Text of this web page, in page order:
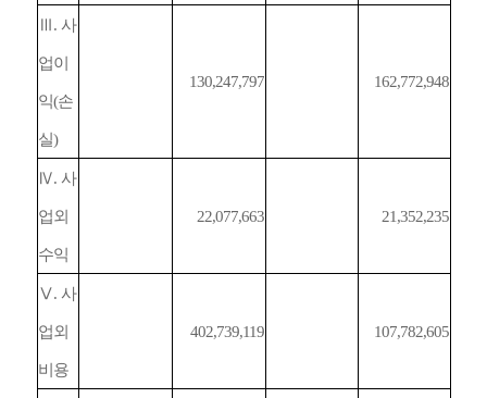
Ⅲ. 사
업이
익(손
실)
130,247,797 162,772,948
Ⅳ. 사
업외
수익
22,077,663 21,352,235
Ⅴ. 사
업외
비용
402,739,119 107,782,605